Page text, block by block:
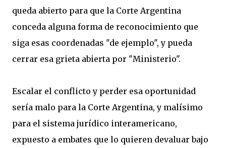
queda abierto para que la Corte Argentina
conceda alguna forma de reconocimiento que
siga esas coordenadas "de ejemplo", y pueda
cerrar esa grieta abierta por "Ministerio".
Escalar el conflicto y perder esa oportunidad
sería malo para la Corte Argentina, y malísimo
para el sistema jurídico interamericano,
expuesto a embates que lo quieren devaluar bajo